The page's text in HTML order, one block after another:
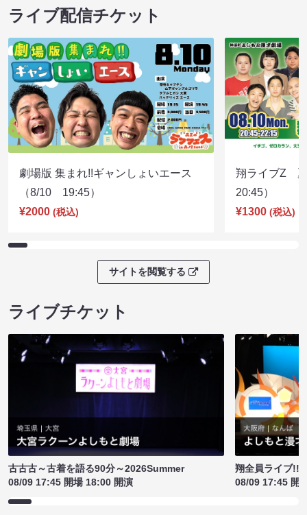
ライブ配信チケット
劇場版 集まれ!!ギャンしょいエース
（8/10 19:45）
¥2000 (税込)
翔ライブZ
20:45）
¥1300 (税込)
サイトを閲覧する
ライブチケット
古古古～古着を語る90分～2026Summer
08/09 17:45 開場 18:00 開演
翔全員ライブ!!!
08/09 17:45 開